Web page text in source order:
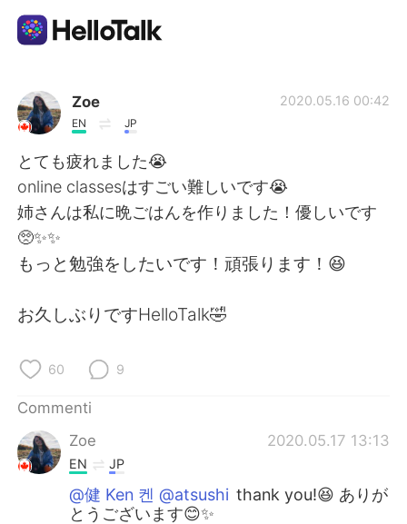
App di scambio linguistico
AI Grammar Checker
Italiano
English 简体中文
繁體中文 Español
العربية
Deutsch
한국어
Indonesia
Zoe
EN JP
2020.05.16 00:42
とても疲れました😭
online classesはすごい難しいです😭
姉さんは私に晩ごはんを作りました！優しいです
🥺✨✨
もっと勉強をしたいです！頑張ります！😆
お久しぶりですHelloTalk🤣
60 9
Commenti
Zoe
2020.05.17 13:13
EN JP
@健 Ken 켄 @atsushi thank you!😆 ありが
とうございます😊✨